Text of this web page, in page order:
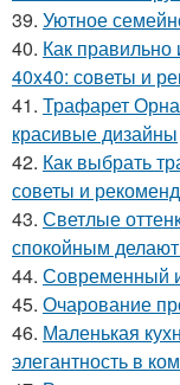
39. Уютное
40. Как правильно
40x40: советы и
41. Трафарет
красивые дизайны
42. Как выбрать
советы и
43. Светлые
спокойным
44. Современный
45. Очарование
46. Маленькая
элегантность в